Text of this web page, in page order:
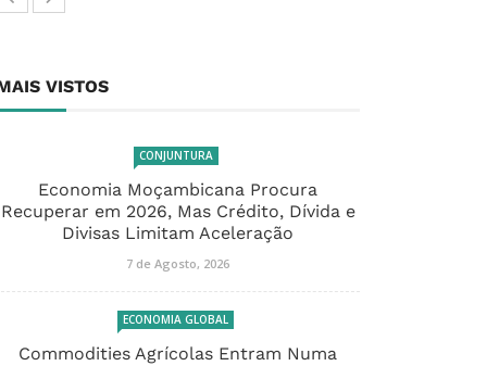
VISTOS
CONJUNTURA
Economia Moçambicana Procura
Recuperar em 2026, Mas Crédito, Dívida e
Divisas Limitam Aceleração
7 de Agosto, 2026
ECONOMIA GLOBAL
Commodities Agrícolas Entram Numa